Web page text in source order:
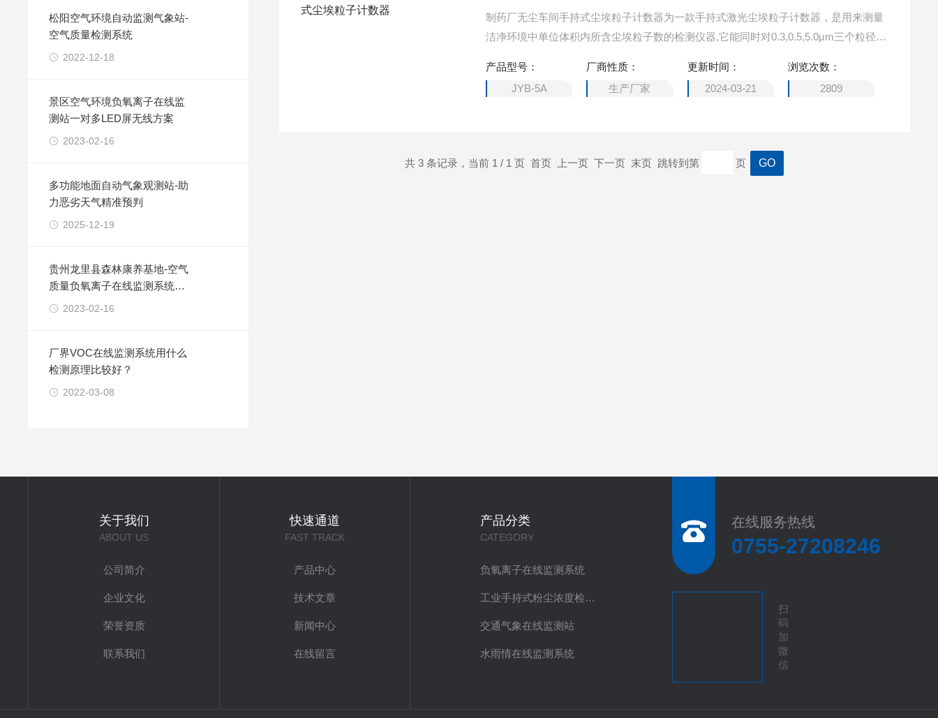
松阳空气环境自动监测气象站-
空气质量检测系统
2022-12-18
景区空气环境负氧离子在线监
测站一对多LED屏无线方案
2023-02-16
多功能地面自动气象观测站-助
力恶劣天气精准预判
2025-12-19
贵州龙里县森林康养基地-空气
质量负氧离子在线监测系统安
装案例2023-02-16
厂界VOC在线监测系统用什么
检测原理比较好？
2022-03-08
制药厂无尘车间手持式尘埃粒子计数器为一款手持式激光尘埃粒子计数器，是用来测量
洁净环境中单位体积内所含尘埃粒子数的检测仪器,它能同时对0.3,0.5,5.0μm三个粒径通
点位置），能与PC电脑数据采集系统连接，整机采用微电脑控制处理、半导体激光传感
器技术、采样气泵等组成，按照通用标准设计，空气采样流量2.83L/mi
产品型号：
JYB-5A
厂商性质：
生产厂家
更新时间：
2024-03-21
浏览次数：
2809
共 3 条记录，当前 1 / 1 页 首页 上一页 下一页 末页 跳转到第 页
关于我们
ABOUT US
公司简介
企业文化
荣誉资质
联系我们
快速通道
FAST TRACK
产品中心
技术文章
新闻中心
在线留言
产品分类
CATEGORY
负氧离子在线监测系统
工业手持式粉尘浓度检测仪
交通气象在线监测站
水雨情在线监测系统
在线服务热线
0755-27208246
扫
码
加
微
信